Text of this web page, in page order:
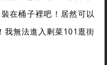
在桶子裡吧！居然可以
無法進入剩菜101逛街